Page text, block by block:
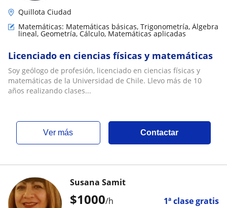
Quillota Ciudad
Matemáticas: Matemáticas básicas, Trigonometría, Álgebra
lineal, Geometría, Cálculo, Matemáticas aplicadas
Licenciado en ciencias físicas y matemáticas
Soy geólogo de profesión, licenciado en ciencias físicas y
matemáticas de la Universidad de Chile. Llevo más de 10
años realizando clases...
ver más Contactar
$1000/h 1ª clase gratis
Susana Samit